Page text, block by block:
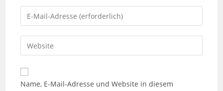
Namen
oder
zum
Kommentieren
ein
Gib
deine
E-
Mail-
zum
Kommentieren
Gib
deine
Website-
URL
Name, E-Mail-Adresse und Website in diesem